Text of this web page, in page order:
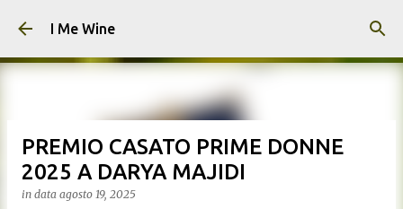
Passa ai contenuti principali
I Me Wine
PREMIO CASATO PRIME DONNE
2025 A DARYA MAJIDI
in data agosto 19, 2025